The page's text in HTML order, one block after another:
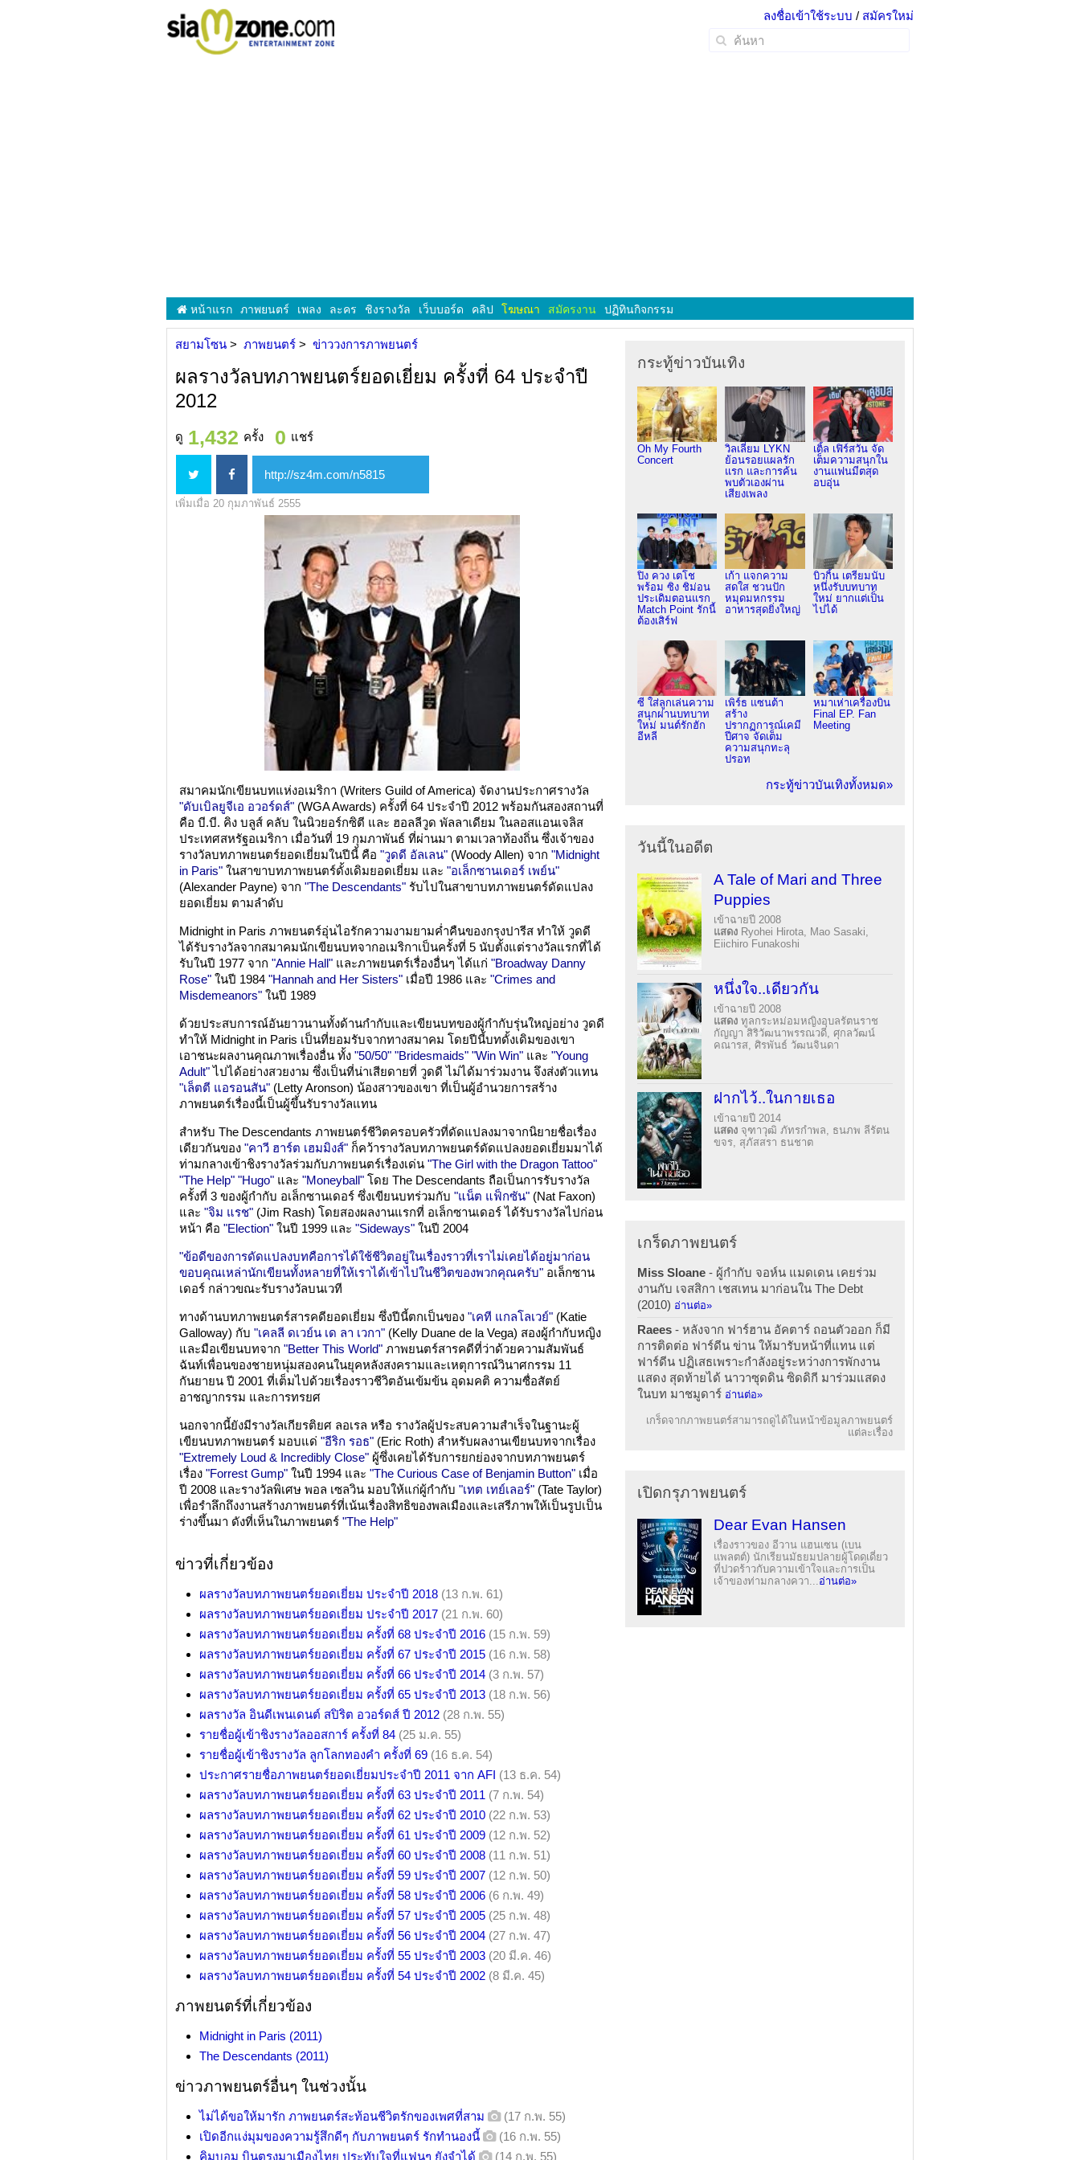
ลงชื่อเข้าใช้ระบบ / สมัครใหม่
หน้าแรก ภาพยนตร์ เพลง ละคร ชิงรางวัล เว็บบอร์ด คลิป โฆษณา สมัครงาน ปฏิทินกิจกรรม
สยามโซน ภาพยนตร์ ข่าววงการภาพยนตร์
ผลรางวัลบทภาพยนตร์ยอดเยี่ยม ครั้งที่ 64 ประจำปี
2012
ดู 1,432 ครั้ง 0 แชร์
เพิ่มเมื่อ 20 กุมภาพันธ์ 2555
สมาคมนักเขียนบทแห่งอเมริกา (Writers Guild of America) จัดงานประกาศรางวัล
"ดับเบิลยูจีเอ อวอร์ดส์" (WGA Awards) ครั้งที่ 64 ประจำปี 2012 พร้อมกันสองสถานที่
คือ บี.บี. คิง บลูส์ คลับ ในนิวยอร์กซิตี และ ฮอลลีวูด พัลลาเดียม ในลอสแอนเจลิส
ประเทศสหรัฐอเมริกา เมื่อวันที่ 19 กุมภาพันธ์ ที่ผ่านมา ตามเวลาท้องถิ่น ซึ่งเจ้าของ
รางวัลบทภาพยนตร์ยอดเยี่ยมในปีนี้ คือ "วูดดี อัลเลน" (Woody Allen) จาก "Midnight
in Paris" ในสาขาบทภาพยนตร์ดั้งเดิมยอดเยี่ยม และ "อเล็กซานเดอร์ เพย์น"
(Alexander Payne) จาก "The Descendants" รับไปในสาขาบทภาพยนตร์ดัดแปลง
ยอดเยี่ยม ตามลำดับ
Midnight in Paris ภาพยนตร์อุ่นไอรักความงามยามค่ำคืนของกรุงปารีส ทำให้ วูดดี
ได้รับรางวัลจากสมาคมนักเขียนบทจากอเมริกาเป็นครั้งที่ 5 นับตั้งแต่รางวัลแรกที่ได้
รับในปี 1977 จาก "Annie Hall" และภาพยนตร์เรื่องอื่นๆ ได้แก่ "Broadway Danny
Rose" ในปี 1984 "Hannah and Her Sisters" เมื่อปี 1986 และ "Crimes and
Misdemeanors" ในปี 1989
ด้วยประสบการณ์อันยาวนานทั้งด้านกำกับและเขียนบทของผู้กำกับรุ่นใหญ่อย่าง วูดดี
ทำให้ Midnight in Paris เป็นที่ยอมรับจากทางสมาคม โดยปีนี้บทดั้งเดิมของเขา
เอาชนะผลงานคุณภาพเรื่องอื่น ทั้ง "50/50" "Bridesmaids" "Win Win" และ "Young
Adult"ไปได้อย่างสวยงาม ซึ่งเป็นที่น่าเสียดายที่ วูดดี ไม่ได้มาร่วมงาน จึงส่งตัวแทน
"เล็ตตี แอรอนสัน" (Letty Aronson) น้องสาวของเขา ที่เป็นผู้อำนวยการสร้าง
ภาพยนตร์เรื่องนี้เป็นผู้ขึ้นรับรางวัลแทน
สำหรับ The Descendants ภาพยนตร์ชีวิตครอบครัวที่ดัดแปลงมาจากนิยายชื่อเรื่อง
เดียวกันของ "คาวี ฮาร์ต เฮมมิงส์" ก็คว้ารางวัลบทภาพยนตร์ดัดแปลงยอดเยี่ยมมาได้
ท่ามกลางเข้าชิงรางวัลร่วมกับภาพยนตร์เรื่องเด่น "The Girl with the Dragon Tattoo"
"The Help" "Hugo" และ "Moneyball" โดย The Descendants ถือเป็นการรับรางวัล
ครั้งที่ 3 ของผู้กำกับ อเล็กซานเดอร์ ซึ่งเขียนบทร่วมกับ "แน็ต แฟ็กซัน" (Nat Faxon)
และ "จิม แรช" (Jim Rash) โดยสองผลงานแรกที่ อเล็กซานเดอร์ ได้รับรางวัลไปก่อน
หน้า คือ "Election" ในปี 1999 และ "Sideways" ในปี 2004
"ข้อดีของการดัดแปลงบทคือการได้ใช้ชีวิตอยู่ในเรื่องราวที่เราไม่เคยได้อยู่มาก่อน
ขอบคุณเหล่านักเขียนทั้งหลายที่ให้เราได้เข้าไปในชีวิตของพวกคุณครับ" อเล็กซาน
เดอร์ กล่าวขณะรับรางวัลบนเวที
ทางด้านบทภาพยนตร์สารคดียอดเยี่ยม ซึ่งปีนี้ตกเป็นของ "เคที แกลโลเวย์" (Katie
Galloway) กับ "เคลลี ดเวย์น เด ลา เวกา" (Kelly Duane de la Vega) สองผู้กำกับหญิง
และมือเขียนบทจาก "Better This World" ภาพยนตร์สารคดีที่ว่าด้วยความสัมพันธ์
ฉันท์เพื่อนของชายหนุ่มสองคนในยุคหลังสงครามและเหตุการณ์วินาศกรรม 11
กันยายน ปี 2001 ที่เต็มไปด้วยเรื่องราวชีวิตอันเข้มข้น อุดมคติ ความซื่อสัตย์
อาชญากรรม และการทรยศ
นอกจากนี้ยังมีรางวัลเกียรติยศ ลอเรล หรือ รางวัลผู้ประสบความสำเร็จในฐานะผู้
เขียนบทภาพยนตร์ มอบแด่ "อีริก รอธ" (Eric Roth) สำหรับผลงานเขียนบทจากเรื่อง
"Extremely Loud & Incredibly Close" ผู้ซึ่งเคยได้รับการยกย่องจากบทภาพยนตร์
เรื่อง "Forrest Gump" ในปี 1994 และ "The Curious Case of Benjamin Button" เมื่อ
ปี 2008 และรางวัลพิเศษ พอล เซลวิน มอบให้แก่ผู้กำกับ "เทต เทย์เลอร์" (Tate Taylor)
เพื่อรำลึกถึงงานสร้างภาพยนตร์ที่เน้นเรื่องสิทธิของพลเมืองและเสรีภาพให้เป็นรูปเป็น
ร่างขึ้นมา ดังที่เห็นในภาพยนตร์ "The Help"
ข่าวที่เกี่ยวข้อง
ผลรางวัลบทภาพยนตร์ยอดเยี่ยม ประจำปี 2018 (13 ก.พ. 61)
ผลรางวัลบทภาพยนตร์ยอดเยี่ยม ประจำปี 2017 (21 ก.พ. 60)
ผลรางวัลบทภาพยนตร์ยอดเยี่ยม ครั้งที่ 68 ประจำปี 2016 (15 ก.พ. 59)
ผลรางวัลบทภาพยนตร์ยอดเยี่ยม ครั้งที่ 67 ประจำปี 2015 (16 ก.พ. 58)
ผลรางวัลบทภาพยนตร์ยอดเยี่ยม ครั้งที่ 66 ประจำปี 2014 (3 ก.พ. 57)
ผลรางวัลบทภาพยนตร์ยอดเยี่ยม ครั้งที่ 65 ประจำปี 2013 (18 ก.พ. 56)
ผลรางวัล อินดีเพนเดนต์ สปิริต อวอร์ดส์ ปี 2012 (28 ก.พ. 55)
รายชื่อผู้เข้าชิงรางวัลออสการ์ ครั้งที่ 84 (25 ม.ค. 55)
รายชื่อผู้เข้าชิงรางวัล ลูกโลกทองคำ ครั้งที่ 69 (16 ธ.ค. 54)
ประกาศรายชื่อภาพยนตร์ยอดเยี่ยมประจำปี 2011 จาก AFI (13 ธ.ค. 54)
ผลรางวัลบทภาพยนตร์ยอดเยี่ยม ครั้งที่ 63 ประจำปี 2011 (7 ก.พ. 54)
ผลรางวัลบทภาพยนตร์ยอดเยี่ยม ครั้งที่ 62 ประจำปี 2010 (22 ก.พ. 53)
ผลรางวัลบทภาพยนตร์ยอดเยี่ยม ครั้งที่ 61 ประจำปี 2009 (12 ก.พ. 52)
ผลรางวัลบทภาพยนตร์ยอดเยี่ยม ครั้งที่ 60 ประจำปี 2008 (11 ก.พ. 51)
ผลรางวัลบทภาพยนตร์ยอดเยี่ยม ครั้งที่ 59 ประจำปี 2007 (12 ก.พ. 50)
ผลรางวัลบทภาพยนตร์ยอดเยี่ยม ครั้งที่ 58 ประจำปี 2006 (6 ก.พ. 49)
ผลรางวัลบทภาพยนตร์ยอดเยี่ยม ครั้งที่ 57 ประจำปี 2005 (25 ก.พ. 48)
ผลรางวัลบทภาพยนตร์ยอดเยี่ยม ครั้งที่ 56 ประจำปี 2004 (27 ก.พ. 47)
ผลรางวัลบทภาพยนตร์ยอดเยี่ยม ครั้งที่ 55 ประจำปี 2003 (20 มี.ค. 46)
ผลรางวัลบทภาพยนตร์ยอดเยี่ยม ครั้งที่ 54 ประจำปี 2002 (8 มี.ค. 45)
ภาพยนตร์ที่เกี่ยวข้อง
Midnight in Paris (2011)
The Descendants (2011)
ข่าวภาพยนตร์อื่นๆ ในช่วงนั้น
ไม่ได้ขอให้มารัก ภาพยนตร์สะท้อนชีวิตรักของเพศที่สาม
(17 ก.พ. 55)
เปิดอีกแง่มุมของความรู้สึกดีๆ กับภาพยนตร์ รักทำนองนี้
(16 ก.พ. 55)
คิมบอม บินตรงมาเมืองไทย ประทับใจที่แฟนๆ ยังจำได้
(14 ก.พ. 55)
กระทู้ข่าวบันเทิง
Oh My Fourth
Concert
วิลเลี่ยม LYKN
ย้อนรอยแผลรัก
แรก และการค้น
พบตัวเองผ่าน
เสียงเพลง
เติ้ล เฟิร์สวัน จัด
เต็มความสนุกใน
งานแฟนมีตสุด
อบอุ่น
ปิง ควง เตโช
พร้อม ซิง ชิม่อน
ประเดิมตอนแรก
Match Point รักนี้
ต้องเสิร์ฟ
เก้า แจกความ
สดใส ชวนปัก
หมุดมหกรรม
อาหารสุดยิ่งใหญ่
บิวกิ้น เตรียมนับ
หนึ่งรับบทบาท
ใหม่ ยากแต่เป็น
ไปได้
ซี ใส่ลูกเล่นความ
สนุกผ่านบทบาท
ใหม่ มนต์รักฮัก
อีหลี
เพิร์ธ แซนต้า
สร้าง
ปรากฏการณ์เคมี
ปีศาจ จัดเต็ม
ความสนุกทะลุ
ปรอท
หมาเห่าเครื่องบิน
Final EP. Fan
Meeting
กระทู้ข่าวบันเทิงทั้งหมด»
วันนี้ในอดีต
A Tale of Mari and Three
Puppies
เข้าฉายปี 2008
แสดง Ryohei Hirota, Mao Sasaki,
Eiichiro Funakoshi
หนึ่งใจ..เดียวกัน
เข้าฉายปี 2008
แสดง ทูลกระหม่อมหญิงอุบลรัตนราช
กัญญา สิริวัฒนาพรรณวดี, ศุกลวัฒน์
คณารส, ศิรพันธ์ วัฒนจินดา
ฝากไว้..ในกายเธอ
เข้าฉายปี 2014
แสดง จุฑาวุฒิ ภัทรกำพล, ธนภพ ลีรัตน
ขจร, สุภัสสรา ธนชาต
เกร็ดภาพยนตร์
Miss Sloane- ผู้กำกับ จอห์น แมดเดน เคยร่วม
งานกับ เจสสิกา เชสเทน มาก่อนใน The Debt
(2010) อ่านต่อ»
Raees- หลังจาก ฟาร์ฮาน อัคตาร์ ถอนตัวออก ก็มี
การติดต่อ ฟาร์ดีน ข่าน ให้มารับหน้าที่แทน แต่
ฟาร์ดีน ปฏิเสธเพราะกำลังอยู่ระหว่างการพักงาน
แสดง สุดท้ายได้ นาวาซุดดิน ซิดดิกี มาร่วมแสดง
ในบท มาชมูดาร์ อ่านต่อ»
เกร็ดจากภาพยนตร์สามารถดูได้ในหน้าข้อมูลภาพยนตร์
แต่ละเรื่อง
เปิดกรุภาพยนตร์
Dear Evan Hansen
เรื่องราวของ อีวาน แฮนเซน (เบน
แพลตต์) นักเรียนมัธยมปลายผู้โดดเดี่ยว
ที่ปวดร้าวกับความเข้าใจและการเป็น
เจ้าของท่ามกลางควา... อ่านต่อ»